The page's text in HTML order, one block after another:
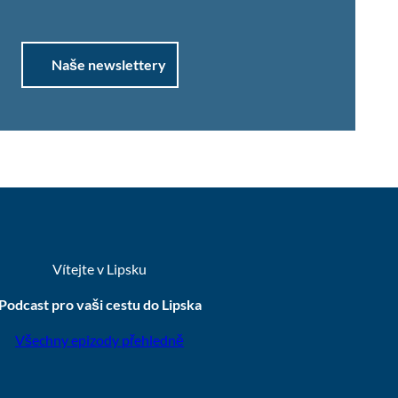
Naše newslettery
Vítejte v Lipsku
pro vaši cestu do Lipska
Všechny epizody přehledně